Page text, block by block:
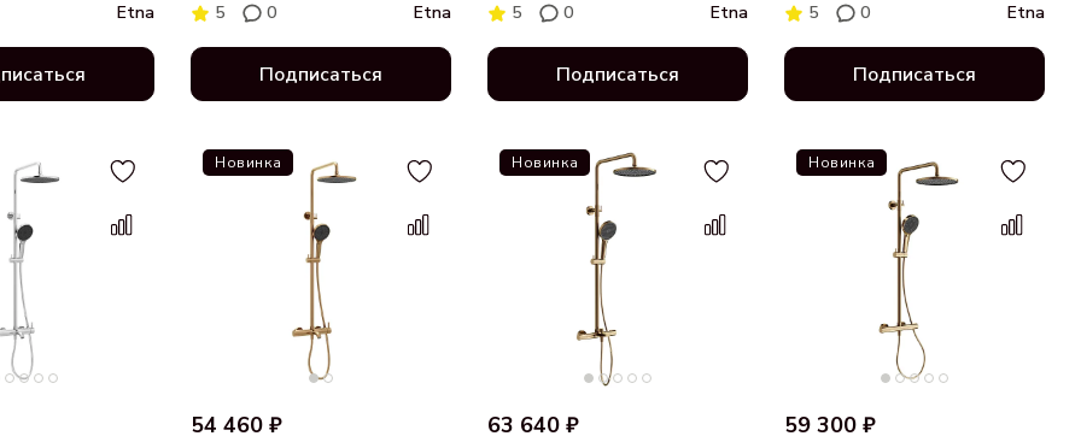
Etna
5
0 Etna
Подписаться
5
0 Etna
Подписаться
5
0 Etna
Подписаться
Новинка
54 460 ₽
Новинка
63 640 ₽
Новинка
59 300 ₽